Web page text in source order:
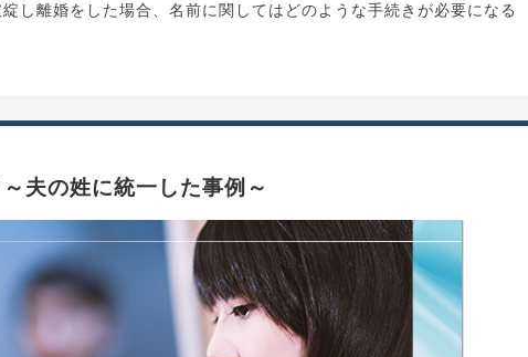
し離婚をした場合、名前に関してはどのような手続きが必要になる
夫の姓に統一した事例～